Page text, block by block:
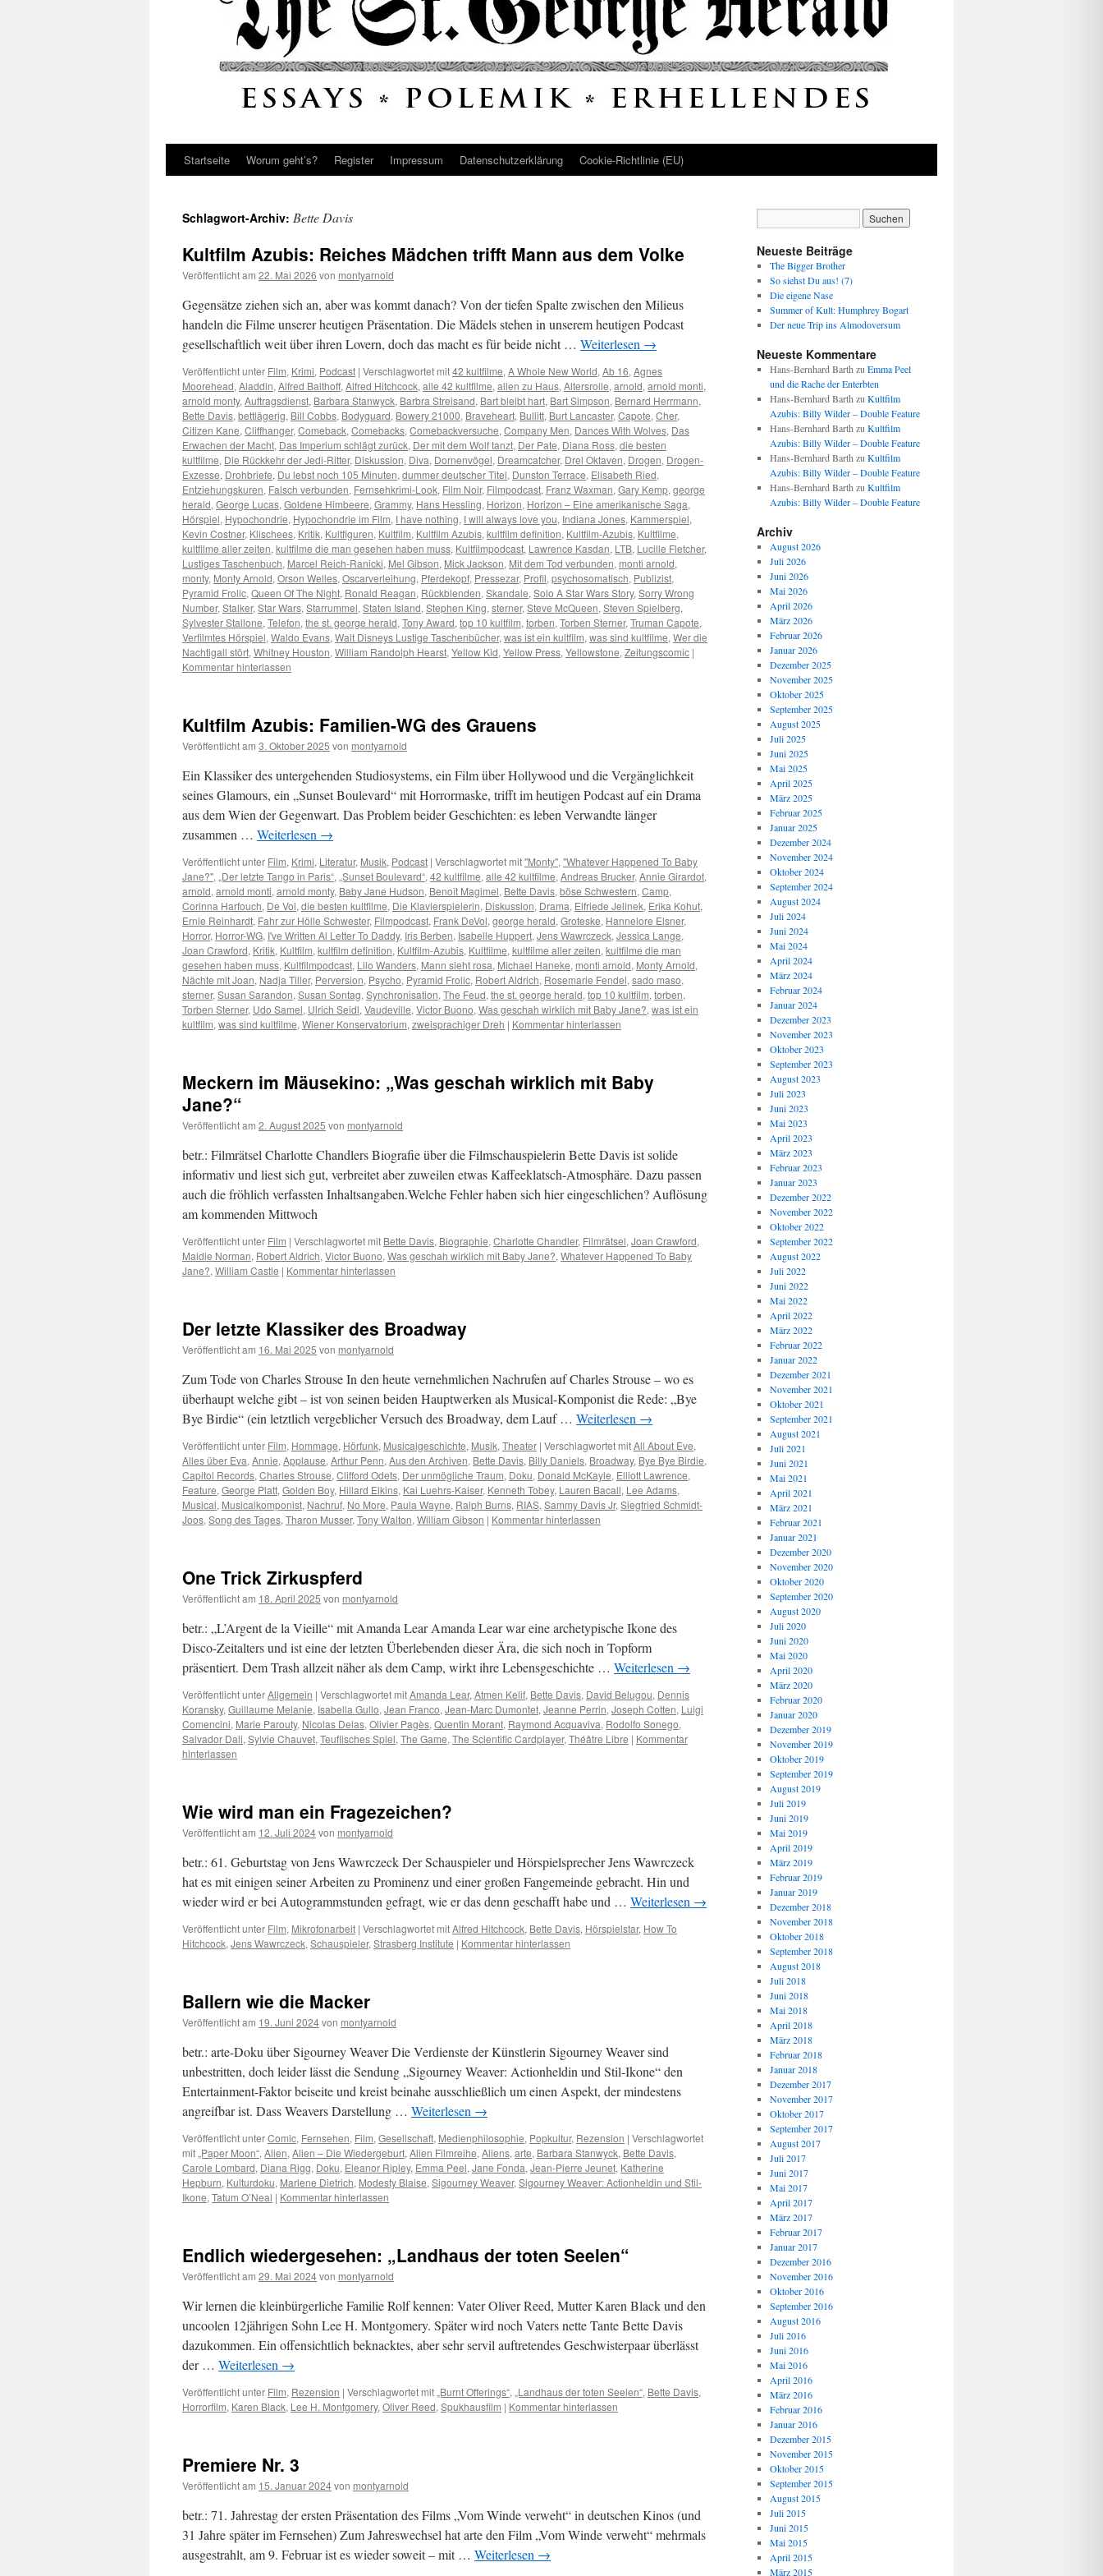
Startseite Worum geht’s? Register Impressum Datenschutz­erklärung Cookie-Richtlinie (EU)
Schlagwort-Archiv: Bette Davis
Kultfilm Azubis: Reiches Mädchen trifft Mann aus dem Volke
Veröffentlicht am 22. Mai 2026 von montyarnold
Gegensätze ziehen sich an, aber was kommt danach? Von der tiefen Spalte zwischen den Milieus
handeln die Filme unserer heutigen Präsentation. Die Mädels stehen in unserem heutigen Podcast
gesellschaftlich weit über ihren Lovern, doch das macht es für beide nicht … Weiterlesen →
Veröffentlicht unter Film, Krimi, Podcast | Verschlagwortet mit42 kultfilme, A Whole New World, Ab 16, Agnes
Moorehead, Aladdin, Alfred Balthoff, Alfred Hitchcock, alle 42 kultfilme, allen zu Haus, Altersrolle, arnold, arnold monti,
arnold monty, Auftragsdienst, Barbara Stanwyck, Barbra Streisand, Bart bleibt hart, Bart Simpson, Bernard Herrmann,
Bette Davis, bettlägerig, Bill Cobbs, Bodyguard, Bowery 21000, Braveheart, Bullitt, Burt Lancaster, Capote, Cher,
Citizen Kane, Cliffhanger, Comeback, Comebacks, Comebackversuche, Company Men, Dances With Wolves, Das
Erwachen der Macht, Das Imperium schlägt zurück, Der mit dem Wolf tanzt, Der Pate, Diana Ross, die besten
kultfilme, Die Rückkehr der Jedi-Ritter, Diskussion, Diva, Dornenvögel, Dreamcatcher, Drei Oktaven, Drogen, Drogen-
Exzesse, Drohbriefe, Du lebst noch 105 Minuten, dummer deutscher Titel, Dunston Terrace, Elisabeth Ried,
Entziehungskuren, Falsch verbunden, Fernsehkrimi-Look, Film Noir, Filmpodcast, Franz Waxman, Gary Kemp, george
herald, George Lucas, Goldene Himbeere, Grammy, Hans Hessling, Horizon, Horizon – Eine amerikanische Saga,
Hörspiel, Hypochondrie, Hypochondrie im Film, I have nothing, I will always love you, Indiana Jones, Kammerspiel,
Kevin Costner, Klischees, Kritik, Kultfiguren, Kultfilm, Kultfilm Azubis, kultfilm definition, Kultfilm-Azubis, Kultfilme,
kultfilme aller zeiten, kultfilme die man gesehen haben muss, Kultfilmpodcast, Lawrence Kasdan, LTB, Lucille Fletcher,
Lustiges Taschenbuch, Marcel Reich-Ranicki, Mel Gibson, Mick Jackson, Mit dem Tod verbunden, monti arnold,
monty, Monty Arnold, Orson Welles, Oscarverleihung, Pferdekopf, Pressezar, Profil, psychosomatisch, Publizist,
Pyramid Frolic, Queen Of The Night, Ronald Reagan, Rückblenden, Skandale, Solo A Star Wars Story, Sorry Wrong
Number, Stalker, Star Wars, Starrummel, Staten Island, Stephen King, sterner, Steve McQueen, Steven Spielberg,
Sylvester Stallone, Telefon, the st. george herald, Tony Award, top 10 kultfilm, torben, Torben Sterner, Truman Capote,
Verfilmtes Hörspiel, Waldo Evans, Walt Disneys Lustige Taschenbücher, was ist ein kultfilm, was sind kultfilme, Wer die
Nachtigall stört, Whitney Houston, William Randolph Hearst, Yellow Kid, Yellow Press, Yellowstone, Zeitungscomic |
Kommentar hinterlassen
Kultfilm Azubis: Familien-WG des Grauens
Veröffentlicht am 3. Oktober 2025 von montyarnold
Ein Klassiker des untergehenden Studiosystems, ein Film über Hollywood und die Vergänglichkeit
seines Glamours, ein „Sunset Boulevard“ mit Horrormaske, trifft im heutigen Podcast auf ein Drama
aus dem Wien der Gegenwart. Das Problem beider Geschichten: es leben Verwandte länger
zusammen … Weiterlesen →
Veröffentlicht unter Film, Krimi, Literatur, Musik, Podcast | Verschlagwortet mit"Monty", "Whatever Happened To Baby
Jane?", „Der letzte Tango in Paris“, „Sunset Boulevard“, 42 kultfilme, alle 42 kultfilme, Andreas Brucker, Annie Girardot,
arnold, arnold monti, arnold monty, Baby Jane Hudson, Benoît Magimel, Bette Davis, böse Schwestern, Camp,
Corinna Harfouch, De Vol, die besten kultfilme, Die Klavierspielerin, Diskussion, Drama, Elfriede Jelinek, Erika Kohut,
Ernie Reinhardt, Fahr zur Hölle Schwester, Filmpodcast, Frank DeVol, george herald, Groteske, Hannelore Elsner,
Horror, Horror-WG, I've Written Al Letter To Daddy, Iris Berben, Isabelle Huppert, Jens Wawrczeck, Jessica Lange,
Joan Crawford, Kritik, Kultfilm, kultfilm definition, Kultfilm-Azubis, Kultfilme, kultfilme aller zeiten, kultfilme die man
gesehen haben muss, Kultfilmpodcast, Lilo Wanders, Mann sieht rosa, Michael Haneke, monti arnold, Monty Arnold,
Nächte mit Joan, Nadja Tiller, Perversion, Psycho, Pyramid Frolic, Robert Aldrich, Rosemarie Fendel, sado maso,
sterner, Susan Sarandon, Susan Sontag, Synchronisation, The Feud, the st. george herald, top 10 kultfilm, torben,
Torben Sterner, Udo Samel, Ulrich Seidl, Vaudeville, Victor Buono, Was geschah wirklich mit Baby Jane?, was ist ein
kultfilm, was sind kultfilme, Wiener Konservatorium, zweisprachiger Dreh | Kommentar hinterlassen
Meckern im Mäusekino: „Was geschah wirklich mit Baby
Jane?“
Veröffentlicht am 2. August 2025 von montyarnold
betr.: Filmrätsel Charlotte Chandlers Biografie über die Filmschauspielerin Bette Davis ist solide
informativ und liest sich gut, verbreitet aber zuweilen etwas Kaffeeklatsch-Atmosphäre. Dazu passen
auch die fröhlich verfassten Inhaltsangaben.Welche Fehler haben sich hier eingeschlichen? Auflösung
am kommenden Mittwoch
Veröffentlicht unter Film | Verschlagwortet mit Bette Davis, Biographie, Charlotte Chandler, Filmrätsel, Joan Crawford,
Maidie Norman, Robert Aldrich, Victor Buono, Was geschah wirklich mit Baby Jane?, Whatever Happened To Baby
Jane?, William Castle | Kommentar hinterlassen
Der letzte Klassiker des Broadway
Veröffentlicht am 16. Mai 2025 von montyarnold
Zum Tode von Charles Strouse In den heute vernehmlichen Nachrufen auf Charles Strouse – wo es
überhaupt welche gibt – ist von seinen beiden Hauptwerken als Musical-Komponist die Rede: „Bye
Bye Birdie“ (ein letztlich vergeblicher Versuch des Broadway, dem Lauf … Weiterlesen →
Veröffentlicht unter Film, Hommage, Hörfunk, Musicalgeschichte, Musik, Theater | Verschlagwortet mitAll About Eve,
Alles über Eva, Annie, Applause, Arthur Penn, Aus den Archiven, Bette Davis, Billy Daniels, Broadway, Bye Bye Birdie,
Capitol Records, Charles Strouse, Clifford Odets, Der unmögliche Traum, Doku, Donald McKayle, Elliott Lawrence,
Feature, George Platt, Golden Boy, Hillard Elkins, Kai Luehrs-Kaiser, Kenneth Tobey, Lauren Bacall, Lee Adams,
Musical, Musicalkomponist, Nachruf, No More, Paula Wayne, Ralph Burns, RIAS, Sammy Davis Jr, Siegfried Schmidt-
Joos, Song des Tages, Tharon Musser, Tony Walton, William Gibson | Kommentar hinterlassen
One Trick Zirkuspferd
Veröffentlicht am 18. April 2025 von montyarnold
betr.: „L’Argent de la Vieille“ mit Amanda Lear Amanda Lear war eine archetypische Ikone des
Disco-Zeitalters und ist eine der letzten Überlebenden dieser Ära, die sich noch in Topform
präsentiert. Dem Trash allzeit näher als dem Camp, wirkt ihre Lebensgeschichte … Weiterlesen →
Veröffentlicht unterAllgemein | Verschlagwortet mitAmanda Lear, Atmen Kelif, Bette Davis, David Belugou, Dennis
Koransky, Guillaume Melanie, Isabella Gullo, Jean Franco, Jean-Marc Dumontet, Jeanne Perrin, Joseph Cotten, Luigi
Comencini, Marie Parouty, Nicolas Delas, Olivier Pagès, Quentin Morant, Raymond Acquaviva, Rodolfo Sonego,
Salvador Dali, Sylvie Chauvet, Teuflisches Spiel, The Game, The Scientific Cardplayer, Théâtre Libre | Kommentar
hinterlassen
Wie wird man ein Fragezeichen?
Veröffentlicht am 12. Juli 2024von montyarnold
betr.: 61. Geburtstag von Jens Wawrczeck Der Schauspieler und Hörspielsprecher Jens Wawrczeck
hat es mit einigen seiner Arbeiten zu Prominenz und einer großen Fangemeinde gebracht. Hin und
wieder wird er bei Autogrammstunden gefragt, wie er das denn geschafft habe und … Weiterlesen →
Veröffentlicht unter Film, Mikrofonarbeit | Verschlagwortet mitAlfred Hitchcock, Bette Davis, Hörspielstar, How To
Hitchcock, Jens Wawrczeck, Schauspieler, Strasberg Institute | Kommentar hinterlassen
Ballern wie die Macker
Veröffentlicht am 19. Juni 2024von montyarnold
betr.: arte-Doku über Sigourney Weaver Die Verdienste der Künstlerin Sigourney Weaver sind
unbestritten, doch leider lässt die Sendung „Sigourney Weaver: Actionheldin und Stil-Ikone“ den
Entertainment-Faktor beiseite und kreist beinahe ausschließlich um einen Aspekt, der mindestens
angreifbar ist. Dass Weavers Darstellung … Weiterlesen →
Veröffentlicht unterComic, Fernsehen, Film, Gesellschaft, Medienphilosophie, Popkultur, Rezension | Verschlagwortet
mit „Paper Moon“, Alien, Alien – Die Wiedergeburt, Alien Filmreihe, Aliens, arte, Barbara Stanwyck, Bette Davis,
Carole Lombard, Diana Rigg, Doku, Eleanor Ripley, Emma Peel, Jane Fonda, Jean-Pierre Jeunet, Katherine
Hepburn, Kulturdoku, Marlene Dietrich, Modesty Blaise, Sigourney Weaver, Sigourney Weaver: Actionheldin und Stil-
Ikone, Tatum O’Neal | Kommentar hinterlassen
Endlich wiedergesehen: „Landhaus der toten Seelen“
Veröffentlicht am 29. Mai 2024von montyarnold
Wir lernen die kleinbürgerliche Familie Rolf kennen: Vater Oliver Reed, Mutter Karen Black und den
uncoolen 12jährigen Sohn Lee H. Montgomery. Später wird noch Vaters nette Tante Bette Davis
dazukommen. Ein offensichtlich beknacktes, aber sehr servil auftretendes Geschwisterpaar überlässt
der … Weiterlesen →
Veröffentlicht unter Film, Rezension | Verschlagwortet mit „Burnt Offerings“, „Landhaus der toten Seelen“, Bette Davis,
Horrorfilm, Karen Black, Lee H. Montgomery, Oliver Reed, Spukhausfilm | Kommentar hinterlassen
Premiere Nr. 3
Veröffentlicht am 15. Januar 2024von montyarnold
betr.: 71. Jahrestag der ersten Präsentation des Films „Vom Winde verweht“ in deutschen Kinos (und
31 Jahre später im Fernsehen) Zum Jahreswechsel hat arte den Film „Vom Winde verweht“ mehrmals
ausgestrahlt, am 9. Februar ist es wieder soweit – mit … Weiterlesen →
Neueste Beiträge
The Bigger Brother
So siehst Du aus! (7)
Die eigene Nase
Summer of Kult: Humphrey Bogart
Der neue Trip ins Almodoversum
Neueste Kommentare
Hans-Bernhard Barth zu Emma Peel
und die Rache der Enterbten
Hans-Bernhard Barth zu Kultfilm
Azubis: Billy Wilder – Double Feature
Hans-Bernhard Barth zu Kultfilm
Azubis: Billy Wilder – Double Feature
Hans-Bernhard Barth zu Kultfilm
Azubis: Billy Wilder – Double Feature
Hans-Bernhard Barth zu Kultfilm
Azubis: Billy Wilder – Double Feature
Archiv
August 2026
Juli 2026
Juni 2026
Mai 2026
April 2026
März 2026
Februar 2026
Januar 2026
Dezember 2025
November 2025
Oktober 2025
September 2025
August 2025
Juli 2025
Juni 2025
Mai 2025
April 2025
März 2025
Februar 2025
Januar 2025
Dezember 2024
November 2024
Oktober 2024
September 2024
August 2024
Juli 2024
Juni 2024
Mai 2024
April 2024
März 2024
Februar 2024
Januar 2024
Dezember 2023
November 2023
Oktober 2023
September 2023
August 2023
Juli 2023
Juni 2023
Mai 2023
April 2023
März 2023
Februar 2023
Januar 2023
Dezember 2022
November 2022
Oktober 2022
September 2022
August 2022
Juli 2022
Juni 2022
Mai 2022
April 2022
März 2022
Februar 2022
Januar 2022
Dezember 2021
November 2021
Oktober 2021
September 2021
August 2021
Juli 2021
Juni 2021
Mai 2021
April 2021
März 2021
Februar 2021
Januar 2021
Dezember 2020
November 2020
Oktober 2020
September 2020
August 2020
Juli 2020
Juni 2020
Mai 2020
April 2020
März 2020
Februar 2020
Januar 2020
Dezember 2019
November 2019
Oktober 2019
September 2019
August 2019
Juli 2019
Juni 2019
Mai 2019
April 2019
März 2019
Februar 2019
Januar 2019
Dezember 2018
November 2018
Oktober 2018
September 2018
August 2018
Juli 2018
Juni 2018
Mai 2018
April 2018
März 2018
Februar 2018
Januar 2018
Dezember 2017
November 2017
Oktober 2017
September 2017
August 2017
Juli 2017
Juni 2017
Mai 2017
April 2017
März 2017
Februar 2017
Januar 2017
Dezember 2016
November 2016
Oktober 2016
September 2016
August 2016
Juli 2016
Juni 2016
Mai 2016
April 2016
März 2016
Februar 2016
Januar 2016
Dezember 2015
November 2015
Oktober 2015
September 2015
August 2015
Juli 2015
Juni 2015
Mai 2015
April 2015
März 2015